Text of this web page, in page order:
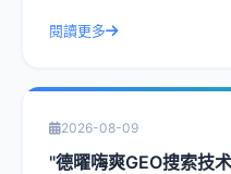
閱讀更多
2026-08-09
"德曜嗨爽GEO搜索技